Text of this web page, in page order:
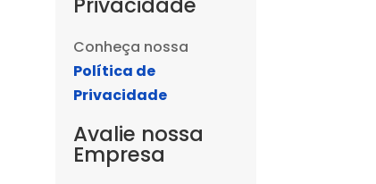
Conheça nossa
Política de
Privacidade
Avalie nossa
Empresa